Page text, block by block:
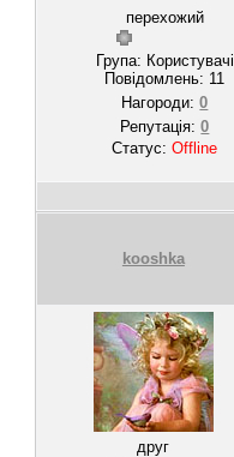
перехожий
Група: Користувачі
Повідомлень: 11
Нагороди:0
Репутація:0
Статус:Offline
kooshka
друг